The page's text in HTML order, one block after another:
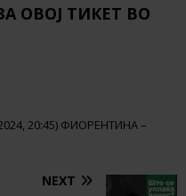
ОВОЈ ТИКЕТ ВО
20:45) ФИОРЕНТИНА –
NEXT